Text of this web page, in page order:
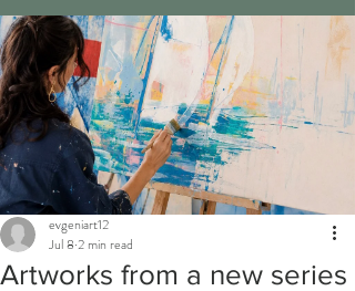
Artworks from a new series
evgeniart12
Jul 8 2 min read